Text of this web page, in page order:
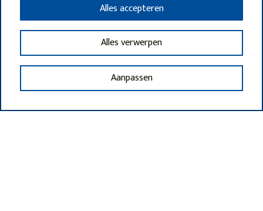
Aanpassen
Alles verwerpen
Alles accepteren